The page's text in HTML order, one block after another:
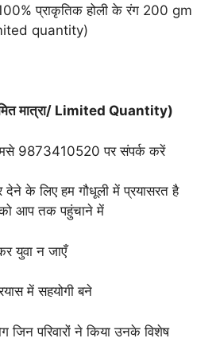
मात्रा/ Limited Quantity)
9873410520 पर संपर्क करें
देने के लिए हम गौधूली में प्रयासरत है
को आप तक पहुंचाने में
युवा न जाएँ
में सहयोगी बने
जिन परिवारों ने किया उनके विशेष